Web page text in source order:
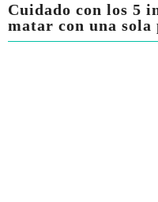
Cuidado con los 5
matar con una sola